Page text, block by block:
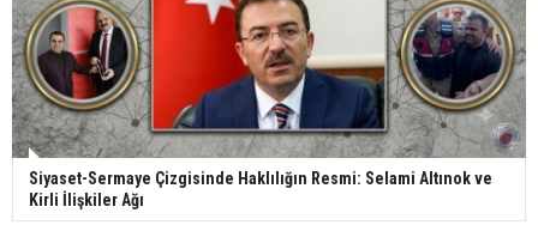
Siyaset-Sermaye Çizgisinde Haklılığın Resmi: Selami Altınok ve
Kirli İlişkiler Ağı